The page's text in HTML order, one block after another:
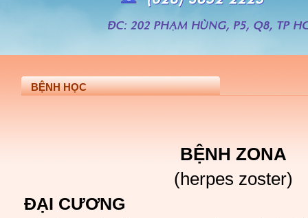
BỆNH HỌC
BỆNH ZONA
(herpes zoster)
ĐẠI CƯƠNG